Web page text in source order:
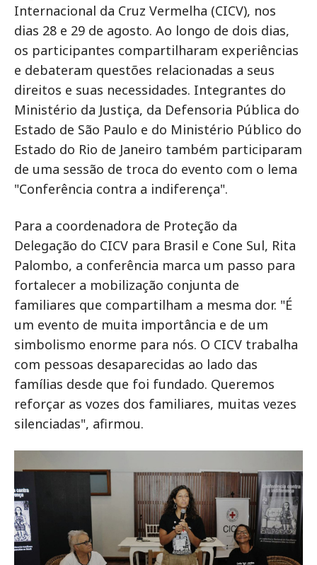
Internacional da Cruz Vermelha (CICV), nos
dias 28 e 29 de agosto. Ao longo de dois dias,
os participantes compartilharam experiências
e debateram questões relacionadas a seus
direitos e suas necessidades. Integrantes do
Ministério da Justiça, da Defensoria Pública do
Estado de São Paulo e do Ministério Público do
Estado do Rio de Janeiro também participaram
de uma sessão de troca do evento com o lema
"Conferência contra a indiferença".
Para a coordenadora de Proteção da
Delegação do CICV para Brasil e Cone Sul, Rita
Palombo, a conferência marca um passo para
fortalecer a mobilização conjunta de
familiares que compartilham a mesma dor. "É
um evento de muita importância e de um
simbolismo enorme para nós. O CICV trabalha
com pessoas desaparecidas ao lado das
famílias desde que foi fundado. Queremos
reforçar as vozes dos familiares, muitas vezes
silenciadas", afirmou.